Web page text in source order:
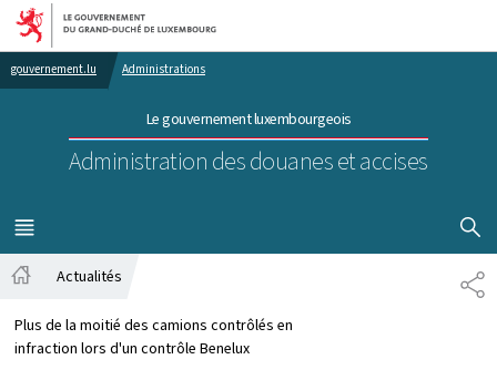
Aller au menu principal
Aller au contenu
gouvernement.lu Administrations
Le gouvernement luxembourgeois
Administration des douanes et accises
MENU
PRINCIPAL
Actualités
Plus de la moitié des camions contrôlés en
infraction lors d'un contrôle Benelux